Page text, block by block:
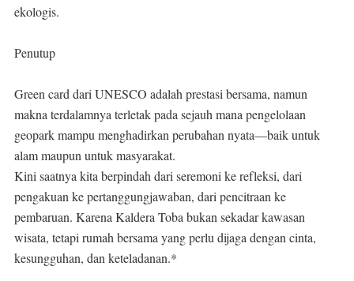
ekologis.
Penutup
Green card dari UNESCO adalah prestasi bersama, namun
makna terdalamnya terletak pada sejauh mana pengelolaan
geopark mampu menghadirkan perubahan nyata—baik untuk
alam maupun untuk masyarakat.
Kini saatnya kita berpindah dari seremoni ke refleksi, dari
pengakuan ke pertanggungjawaban, dari pencitraan ke
pembaruan. Karena Kaldera Toba bukan sekadar kawasan
wisata, tetapi rumah bersama yang perlu dijaga dengan cinta,
kesungguhan, dan keteladanan.*